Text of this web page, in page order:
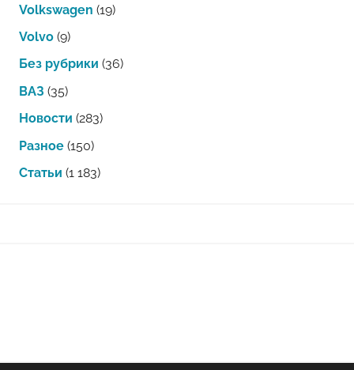
Volkswagen (19)
Volvo (9)
Без рубрики (36)
ВАЗ (35)
Новости (283)
Разное (150)
Статьи (1 183)